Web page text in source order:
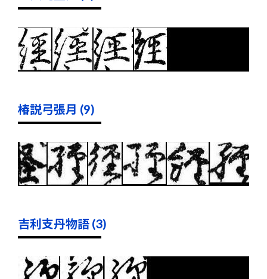
椿説弓張月 (9)
吉利支丹物語 (3)